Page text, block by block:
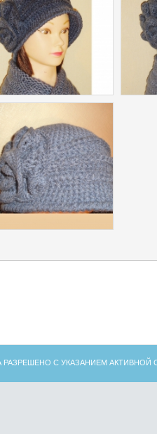
РАЗРЕШЕНО С УКАЗАНИЕМ АКТИВНОЙ